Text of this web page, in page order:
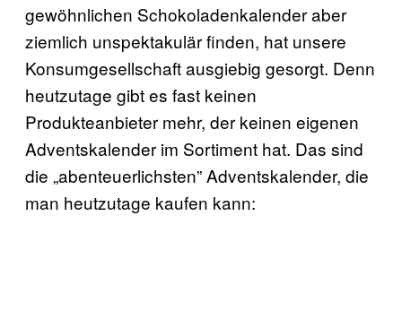
gewöhnlichen Schokoladenkalender aber
ziemlich unspektakulär finden, hat unsere
Konsumgesellschaft ausgiebig gesorgt. Denn
heutzutage gibt es fast keinen
Produkteanbieter mehr, der keinen eigenen
Adventskalender im Sortiment hat. Das sind
die „abenteuerlichsten” Adventskalender, die
man heutzutage kaufen kann: